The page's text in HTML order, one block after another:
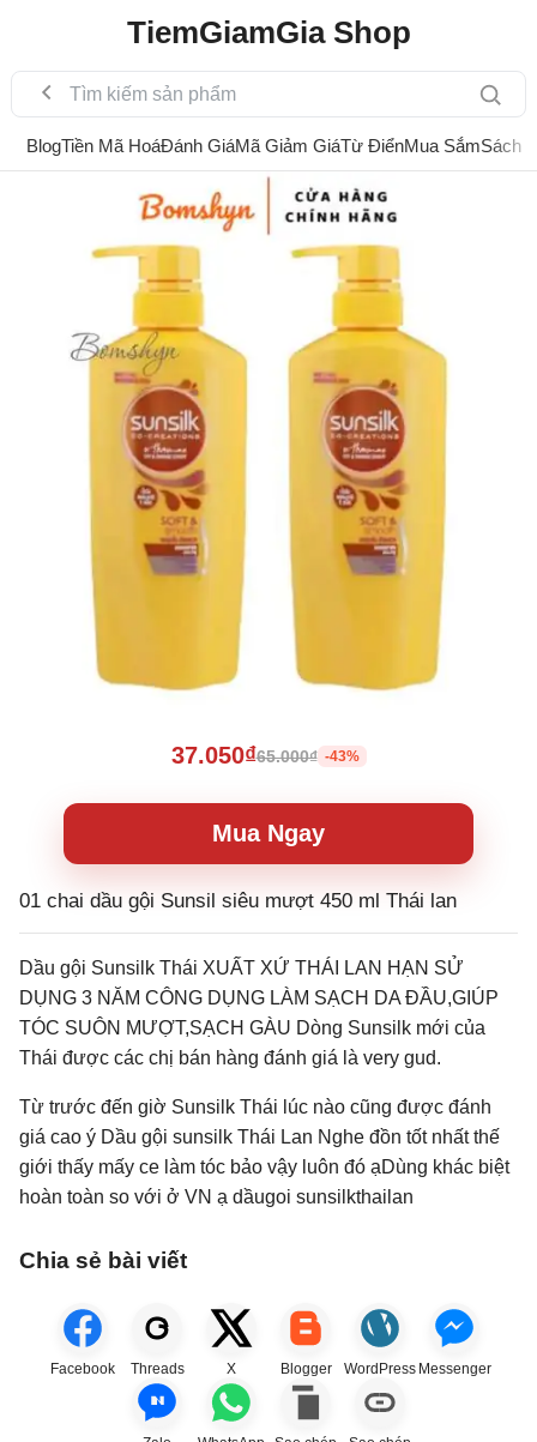
TiemGiamGia Shop
BlogTiền Mã HoáĐánh GiáMã Giảm GiáTừ ĐiểnMua SắmSách
37.050₫65.000₫ -43%
Mua Ngay
01 chai dầu gội Sunsil siêu mượt 450 ml Thái lan
Dầu gội Sunsilk Thái XUẤT XỨ THÁI LAN HẠN SỬ
DỤNG 3 NĂM CÔNG DỤNG LÀM SẠCH DA ĐẦU,GIÚP
TÓC SUÔN MƯỢT,SẠCH GÀU Dòng Sunsilk mới của
Thái được các chị bán hàng đánh giá là very gud.
Từ trước đến giờ Sunsilk Thái lúc nào cũng được đánh
giá cao ý Dầu gội sunsilk Thái Lan Nghe đồn tốt nhất thế
giới thấy mấy ce làm tóc bảo vậy luôn đó ạDùng khác biệt
hoàn toàn so với ở VN ạ dầugoi sunsilkthailan
Chia sẻ bài viết
Facebook Threads X Blogger WordPress Messenger